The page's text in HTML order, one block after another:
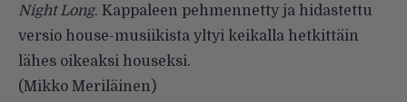
Night Long. Kappaleen pehmennetty ja hidastettu
versio house-musiikista yltyi keikalla hetkittäin
lähes oikeaksi houseksi.
(Mikko Meriläinen)